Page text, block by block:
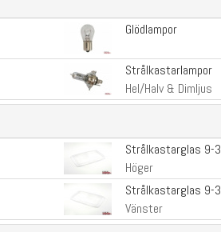
Glödlampor
Strålkastarlampor
Hel/Halv & Dimljus
Strålkastarglas 9-
Höger
Strålkastarglas 9-
Vänster